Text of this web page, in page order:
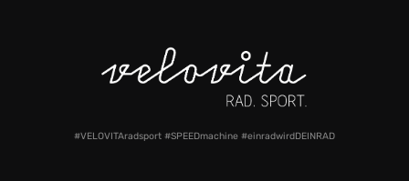
#VELOVITAradsport #SPEEDmachine #einradwirdDEINRAD